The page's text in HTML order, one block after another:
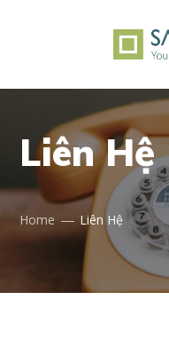
Liên Hệ
Home Liên Hệ